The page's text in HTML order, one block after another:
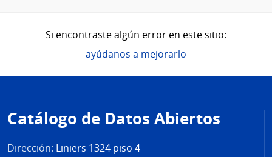
Si encontraste algún error en este sitio:
ayúdanos a mejorarlo
de
página
Catálogo de Datos Abiertos
Dirección: Liniers 1324 piso 4